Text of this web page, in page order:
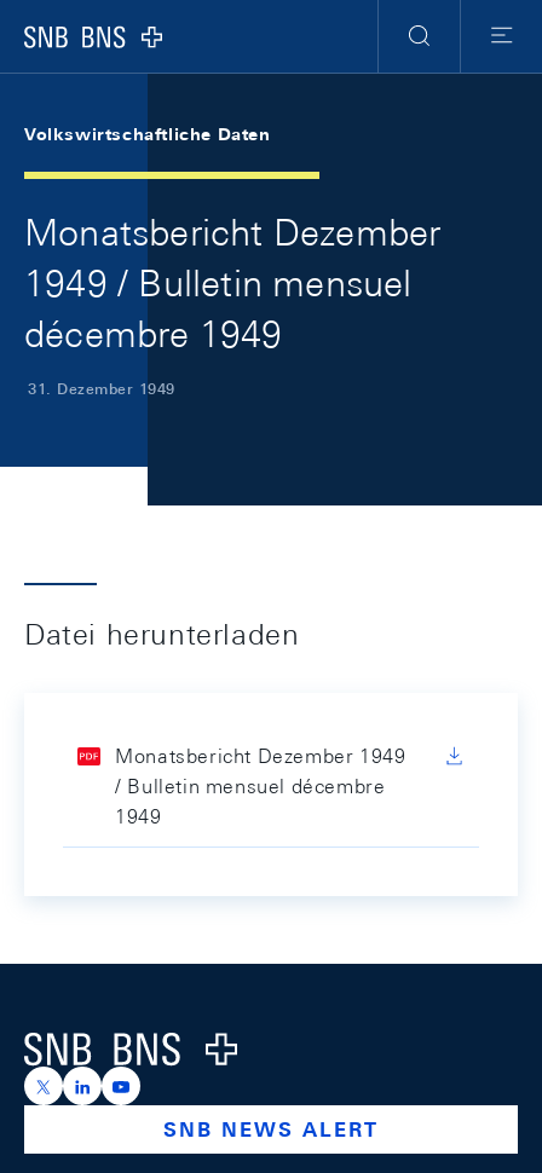
Logo
Suche
Menu
Volkswirtschaftliche Daten
Monatsbericht Dezember
1949 / Bulletin mensuel
décembre 1949
31. Dezember 1949
Datei herunterladen
Monatsbericht Dezember 1949
/ Bulletin mensuel décembre
1949
Logo
https://x.com/snb_bns
https://ch.linkedin.com/company/swiss-national-
https://www.youtube.com/@swissnationalbank
SNB NEWS ALERT